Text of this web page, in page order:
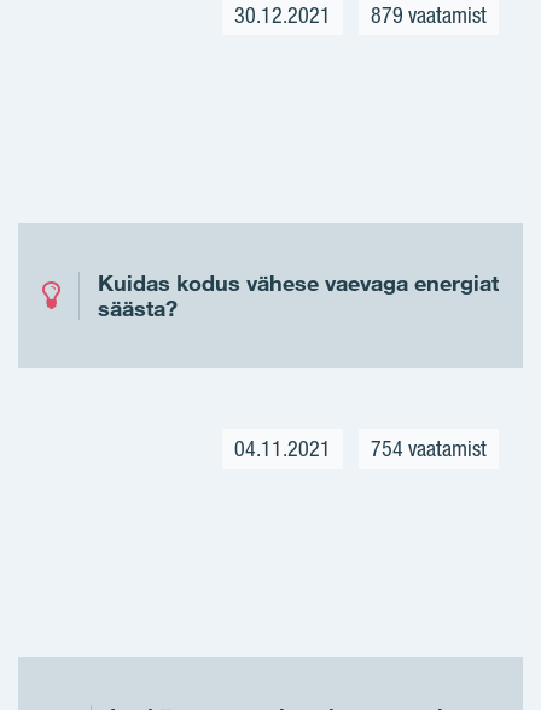
30.12.2021 879 vaatamist
Kuidas kodus vähese vaevaga energiat
säästa?
04.11.2021 754 vaatamist